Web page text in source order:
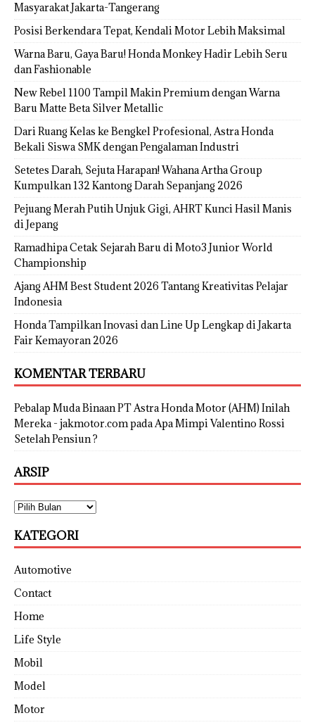
Masyarakat Jakarta-Tangerang
Posisi Berkendara Tepat, Kendali Motor Lebih Maksimal
Warna Baru, Gaya Baru! Honda Monkey Hadir Lebih Seru
dan Fashionable
New Rebel 1100 Tampil Makin Premium dengan Warna
Baru Matte Beta Silver Metallic
Dari Ruang Kelas ke Bengkel Profesional, Astra Honda
Bekali Siswa SMK dengan Pengalaman Industri
Setetes Darah, Sejuta Harapan! Wahana Artha Group
Kumpulkan 132 Kantong Darah Sepanjang 2026
Pejuang Merah Putih Unjuk Gigi, AHRT Kunci Hasil Manis
di Jepang
Ramadhipa Cetak Sejarah Baru di Moto3 Junior World
Championship
Ajang AHM Best Student 2026 Tantang Kreativitas Pelajar
Indonesia
Honda Tampilkan Inovasi dan Line Up Lengkap di Jakarta
Fair Kemayoran 2026
KOMENTAR TERBARU
Pebalap Muda Binaan PT Astra Honda Motor (AHM) Inilah
Mereka - jakmotor.compadaApa Mimpi Valentino Rossi
Setelah Pensiun ?
ARSIP
KATEGORI
Automotive
Contact
Home
Life Style
Mobil
Model
Motor